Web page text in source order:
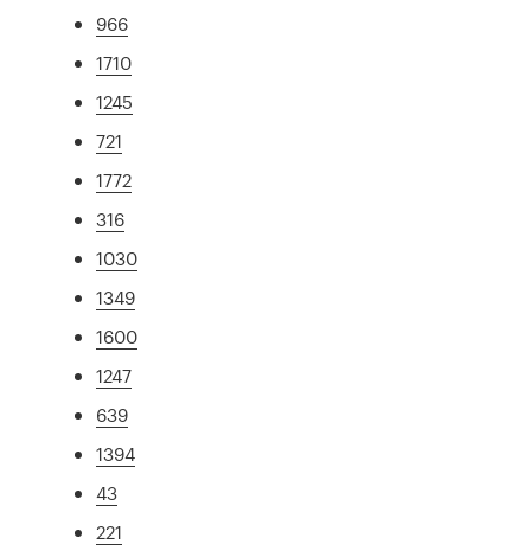
966
1710
1245
721
1772
316
1030
1349
1600
1247
639
1394
43
221